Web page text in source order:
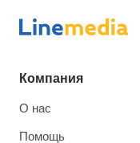
Компания
О нас
Помощь